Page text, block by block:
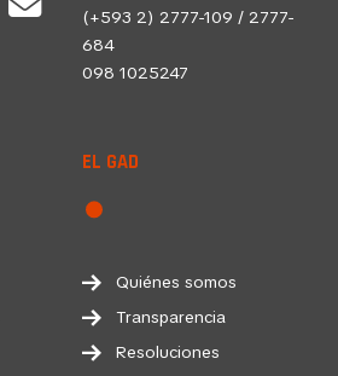
(+593 2) 2777-109 / 2777-
684
098 1025247
EL GAD
Quiénes somos
Transparencia
Resoluciones